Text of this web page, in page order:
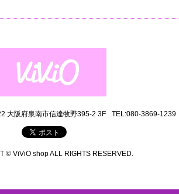
大阪府泉南市信達牧野395-2 3F TEL:080-3869-1239
© ViViO shop ALL RIGHTS RESERVED.